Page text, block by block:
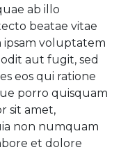
ab illo
beatae vitae
ipsam voluptatem
aut fugit, sed
eos qui ratione
porro quisquam
sit amet,
non numquam
et dolore